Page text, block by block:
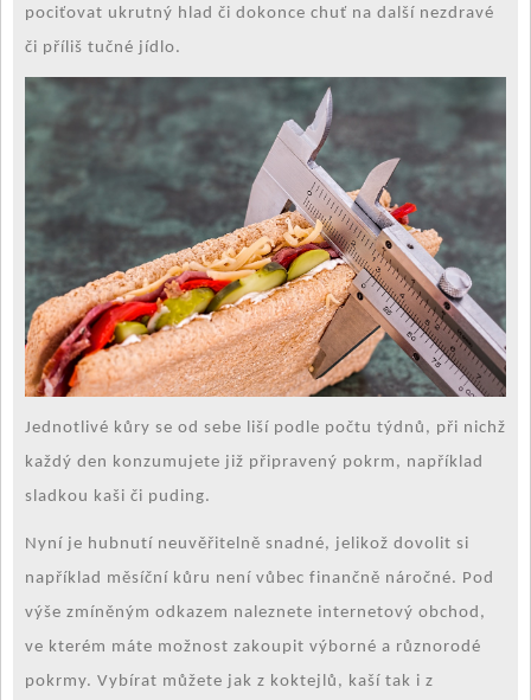
pociťovat ukrutný hlad či dokonce chuť na další nezdravé
či příliš tučné jídlo.
Jednotlivé kůry se od sebe liší podle počtu týdnů, při nichž
každý den konzumujete již připravený pokrm, například
sladkou kaši či puding.
Nyní je hubnutí neuvěřitelně snadné, jelikož dovolit si
například měsíční kůru není vůbec finančně náročné. Pod
výše zmíněným odkazem naleznete internetový obchod,
ve kterém máte možnost zakoupit výborné a různorodé
pokrmy. Vybírat můžete jak z koktejlů, kaší tak i z